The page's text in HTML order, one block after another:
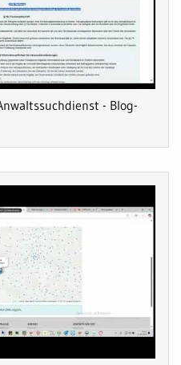
- Blog-